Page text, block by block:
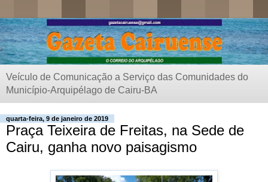
Veículo de Comunicação a Serviço das Comunidades do
Município-Arquipélago de Cairu-BA
quarta-feira, 9 de janeiro de 2019
Praça Teixeira de Freitas, na Sede de
Cairu, ganha novo paisagismo